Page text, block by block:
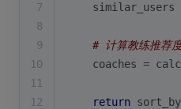
7
similar_users
8
9
# 计算教练推荐
10
coaches =
11
12
return